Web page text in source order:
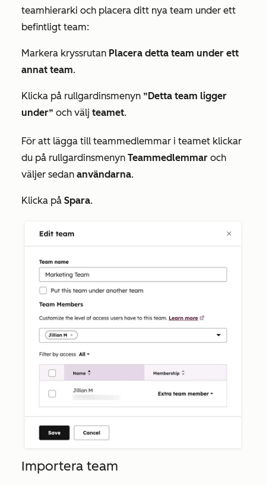
teamhierarki och placera ditt nya team under ett
befintligt team:
Markera kryssrutan Placera detta team under ett
annat team.
Klicka på rullgardinsmenyn ”Detta team ligger
under” och välj teamet.
För att lägga till teammedlemmar i teamet klickar
du på rullgardinsmenyn Teammedlemmar och
väljer sedan användarna.
Klicka på Spara.
Importera team